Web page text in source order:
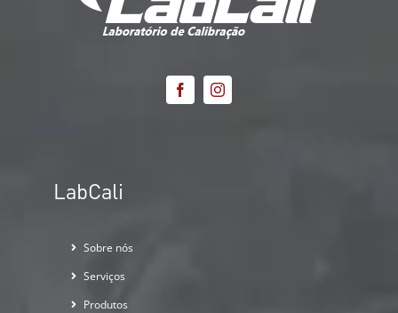
LabCali
Sobre nós
Serviços
Produtos